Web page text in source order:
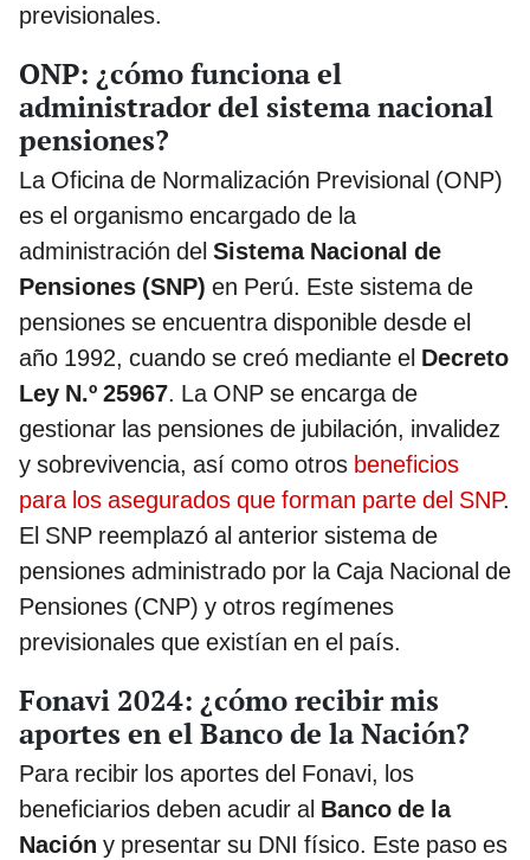
previsionales.
ONP: ¿cómo funciona el
administrador del sistema nacional
pensiones?
La Oficina de Normalización Previsional (ONP)
es el organismo encargado de la
administración del Sistema Nacional de
Pensiones (SNP) en Perú. Este sistema de
pensiones se encuentra disponible desde el
año 1992, cuando se creó mediante el Decreto
Ley N.º 25967. La ONP se encarga de
gestionar las pensiones de jubilación, invalidez
y sobrevivencia, así como otros beneficios
para los asegurados que forman parte del SNP.
El SNP reemplazó al anterior sistema de
pensiones administrado por la Caja Nacional de
Pensiones (CNP) y otros regímenes
previsionales que existían en el país.
Fonavi 2024: ¿cómo recibir mis
aportes en el Banco de la Nación?
Para recibir los aportes del Fonavi, los
beneficiarios deben acudir al Banco de la
Nación y presentar su DNI físico. Este paso es